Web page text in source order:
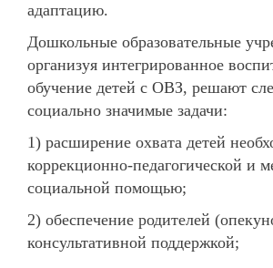
адаптацию.
Дошкольные образовательные
организуя интегрированное
обучение детей с ОВЗ, решают
социально значимые задачи:
1) расширение охвата детей
коррекционно-педагогической и
социальной помощью;
2) обеспечение родителей
консультативной поддержкой;